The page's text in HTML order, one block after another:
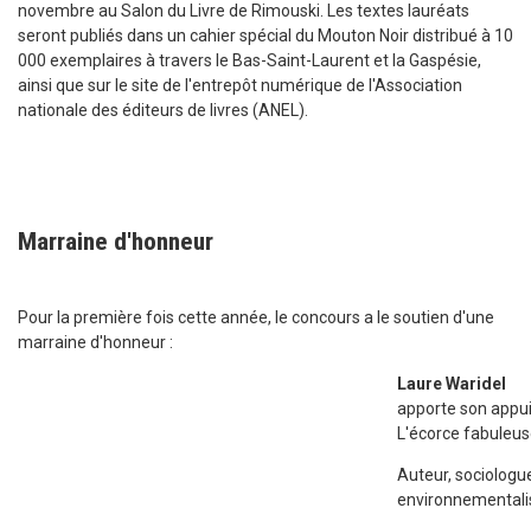
novembre au Salon du Livre de Rimouski. Les textes lauréats
seront publiés dans un cahier spécial du Mouton Noir distribué à 10
000 exemplaires à travers le Bas-Saint-Laurent et la Gaspésie,
ainsi que sur le site de l'entrepôt numérique de l'Association
nationale des éditeurs de livres (ANEL).
Marraine d'honneur
Pour la première fois cette année, le concours a le soutien d'une
marraine d'honneur :
Laure Waridel
apporte son
L'écorce
Auteur,